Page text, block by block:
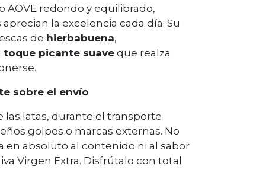
AOVE redondo y equilibrado,
la excelencia cada día. Su
de hierbabuena,
toque picante suave que realza
sobre el envío
las latas, durante el transporte
golpes o marcas externas. No
en absoluto al contenido ni al sabor
Virgen Extra. Disfrútalo con total